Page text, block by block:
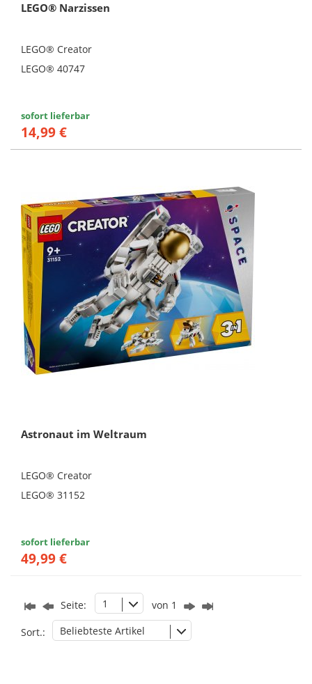
LEGO® Narzissen
LEGO® Creator
LEGO® 40747
sofort lieferbar
14,99 €
Astronaut im Weltraum
LEGO® Creator
LEGO® 31152
sofort lieferbar
49,99 €
Seite: 1 von 1
Sort.: Beliebteste Artikel